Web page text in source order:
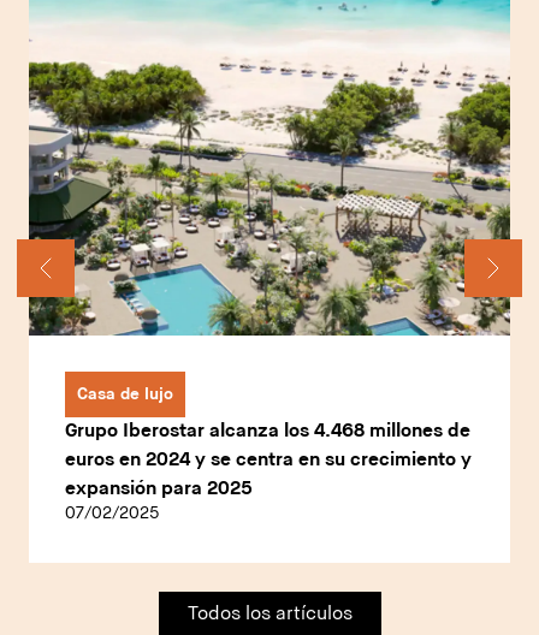
Casa de lujo
Grupo Iberostar alcanza los 4.468 millones de
euros en 2024 y se centra en su crecimiento y
expansión para 2025
07/02/2025
Todos los artículos